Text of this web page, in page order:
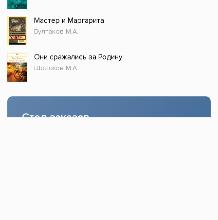
Мастер и Маргарита
Булгаков М.А.
Они сражались за Родину
Шолохов М.А.
Стол заказов